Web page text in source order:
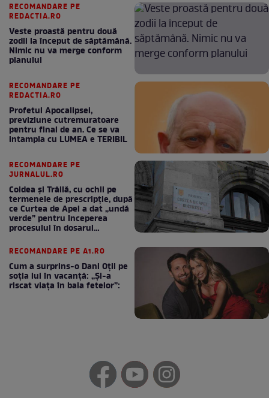
RECOMANDARE PE
REDACTIA.RO
Veste proastă pentru două
zodii la început de săptămână.
Nimic nu va merge conform
planului
RECOMANDARE PE
REDACTIA.RO
Profetul Apocalipsei,
previziune cutremuratoare
pentru final de an. Ce se va
intampla cu LUMEA e TERIBIL
RECOMANDARE PE
JURNALUL.RO
Coldea și Trăilă, cu ochii pe
termenele de prescripție, după
ce Curtea de Apel a dat „undă
verde” pentru începerea
procesului în dosarul
RECOMANDARE PE A1.RO
Cum a surprins-o Dani Oțil pe
soția lui în vacanță: „Și-a
riscat viața în baia fetelor”: